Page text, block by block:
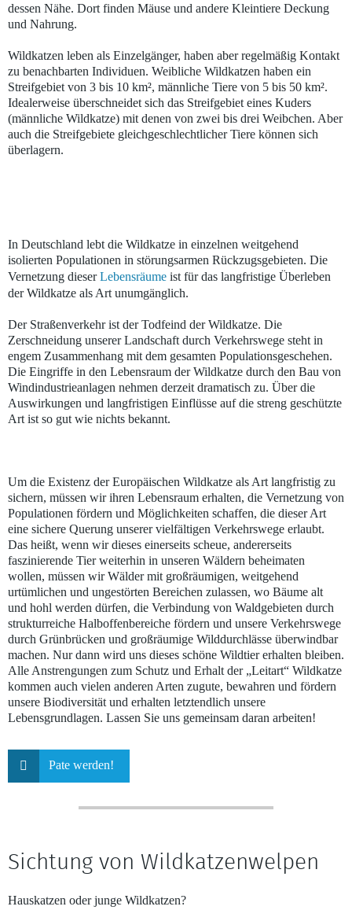
dessen Nähe. Dort finden Mäuse und andere Kleintiere Deckung
und Nahrung.
Wildkatzen leben als Einzelgänger, haben aber regelmäßig Kontakt
zu benachbarten Individuen. Weibliche Wildkatzen haben ein
Streifgebiet von 3 bis 10 km², männliche Tiere von 5 bis 50 km².
Idealerweise überschneidet sich das Streifgebiet eines Kuders
(männliche Wildkatze) mit denen von zwei bis drei Weibchen. Aber
auch die Streifgebiete gleichgeschlechtlicher Tiere können sich
überlagern.
In Deutschland lebt die Wildkatze in einzelnen weitgehend
isolierten Populationen in störungsarmen Rückzugsgebieten. Die
Vernetzung dieserLebensräume ist für das langfristige Überleben
der Wildkatze als Art unumgänglich.
Der Straßenverkehr ist der Todfeind der Wildkatze. Die
Zerschneidung unserer Landschaft durch Verkehrswege steht in
engem Zusammenhang mit dem gesamten Populationsgeschehen.
Die Eingriffe in den Lebensraum der Wildkatze durch den Bau von
Windindustrieanlagen nehmen derzeit dramatisch zu. Über die
Auswirkungen und langfristigen Einflüsse auf die streng geschützte
Art ist so gut wie nichts bekannt.
Um die Existenz der Europäischen Wildkatze als Art langfristig zu
sichern, müssen wir ihren Lebensraum erhalten, die Vernetzung von
Populationen fördern und Möglichkeiten schaffen, die dieser Art
eine sichere Querung unserer vielfältigen Verkehrswege erlaubt.
Das heißt, wenn wir dieses einerseits scheue, andererseits
faszinierende Tier weiterhin in unseren Wäldern beheimaten
wollen, müssen wir Wälder mit großräumigen, weitgehend
urtümlichen und ungestörten Bereichen zulassen, wo Bäume alt
und hohl werden dürfen, die Verbindung von Waldgebieten durch
strukturreiche Halboffenbereiche fördern und unsere Verkehrswege
durch Grünbrücken und großräumige Wilddurchlässe überwindbar
machen. Nur dann wird uns dieses schöne Wildtier erhalten bleiben.
Alle Anstrengungen zum Schutz und Erhalt der „Leitart“ Wildkatze
kommen auch vielen anderen Arten zugute, bewahren und fördern
unsere Biodiversität und erhalten letztendlich unsere
Lebensgrundlagen. Lassen Sie uns gemeinsam daran arbeiten!
Pate werden!
Sichtung von Wildkatzenwelpen
Hauskatzen oder junge Wildkatzen?